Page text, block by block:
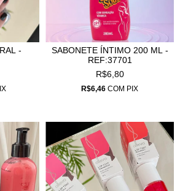
-
SABONETE ÍNTIMO 200 ML -
REF:37701
R$6,80
R$6,46 COM PIX